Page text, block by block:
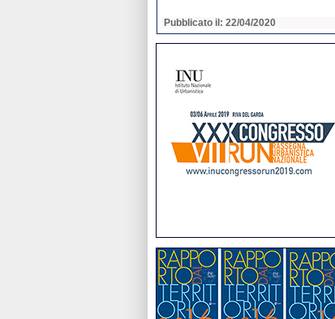
Pubblicato il: 22/04/2020